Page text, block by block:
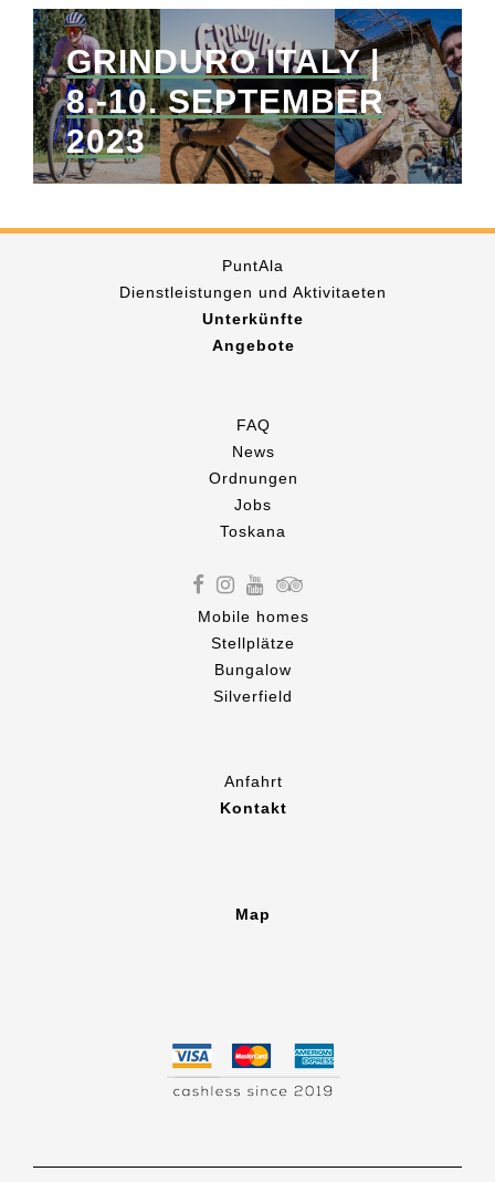
GRINDURO ITALY |
8.-10. SEPTEMBER
2023
PuntAla
Dienstleistungen und Aktivitaeten
Unterkünfte
Angebote
FAQ
News
Ordnungen
Jobs
Toskana
Mobile homes
Stellplätze
Bungalow
Silverfield
Anfahrt
Kontakt
Map